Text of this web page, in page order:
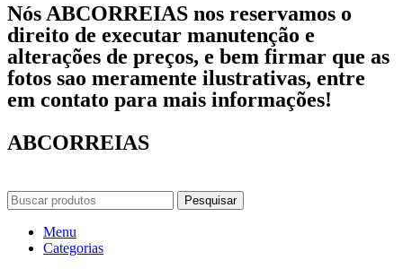
Nós ABCORREIAS nos reservamos o
direito de executar manutenção e
alterações de preços, e bem firmar que as
fotos sao meramente ilustrativas, entre
em contato para mais informações!
ABCORREIAS
Pesquisar
Menu
Categorias